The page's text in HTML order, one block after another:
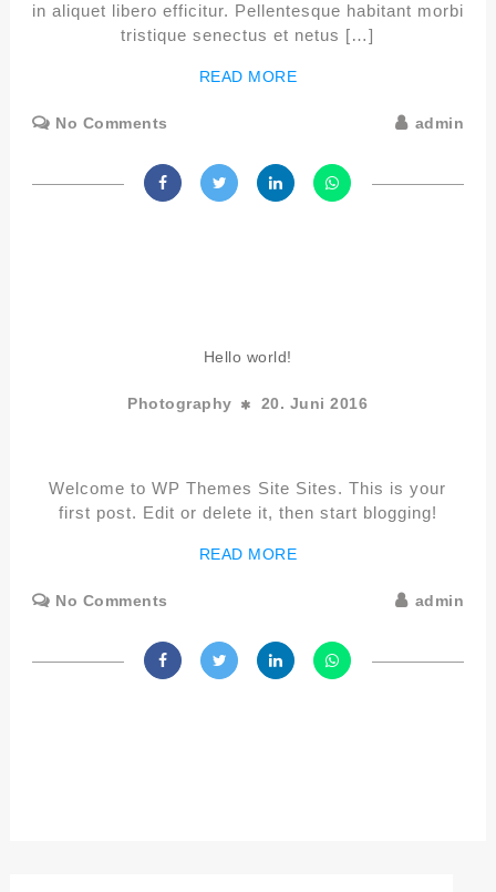
in aliquet libero efficitur. Pellentesque habitant morbi
tristique senectus et netus […]
READ MORE
No Comments admin
Hello world!
Photography 20. Juni 2016
Welcome to WP Themes Site Sites. This is your
first post. Edit or delete it, then start blogging!
READ MORE
No Comments admin